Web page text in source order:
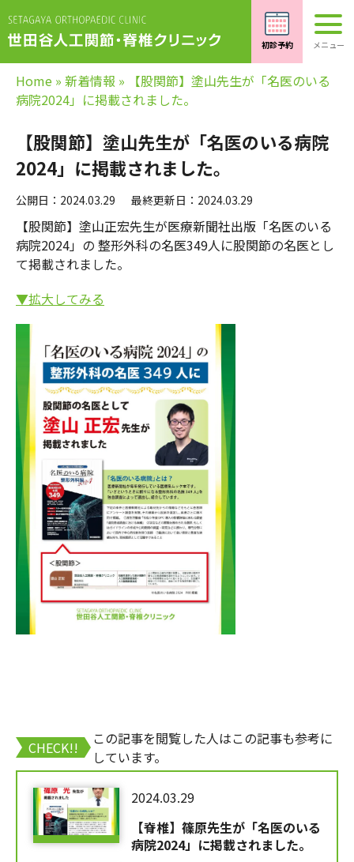
Home » 新着情報 »
【股関節】塗山先生が「名医のいる
病院2024」に掲載されました。
【股関節】塗山先生が「名医のいる病院
2024」に掲載されました。
公開日：2024.03.29 最終更新日：2024.03.29
【股関節】塗山正宏先生が医療新聞社出版「名医のいる
病院2024」の 整形外科の名医349人に股関節の名医とし
て掲載されました。
▼拡大してみる
CHECK!!
この記事を閲覧した人はこの記事も参考に
しています。
2024.03.29
【脊椎】篠原先生が「名医のいる
病院2024」に掲載されました。